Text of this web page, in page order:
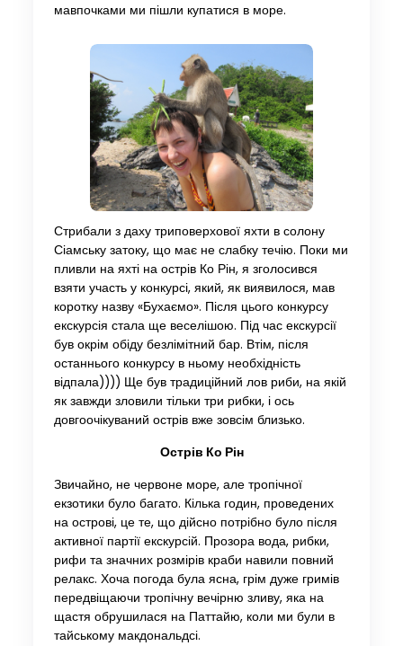
мавпочками ми пішли купатися в море.
Стрибали з даху триповерхової яхти в солону
Сіамську затоку, що має не слабку течію. Поки ми
пливли на яхті на острів Ко Рін, я зголосився
взяти участь у конкурсі, який, як виявилося, мав
коротку назву «Бухаємо». Після цього конкурсу
екскурсія стала ще веселішою. Під час екскурсії
був окрім обіду безлімітний бар. Втім, після
останнього конкурсу в ньому необхідність
відпала)))) Ще був традиційний лов риби, на якій
як завжди зловили тільки три рибки, і ось
довгоочікуваний острів вже зовсім близько.
Острів Ко Рін
Звичайно, не червоне море, але тропічної
екзотики було багато. Кілька годин, проведених
на острові, це те, що дійсно потрібно було після
активної партії екскурсій. Прозора вода, рибки,
рифи та значних розмірів краби навили повний
релакс. Хоча погода була ясна, грім дуже гримів
передвіщаючи тропічну вечірню зливу, яка на
щастя обрушилася на Паттайю, коли ми були в
тайському макдональдсі.